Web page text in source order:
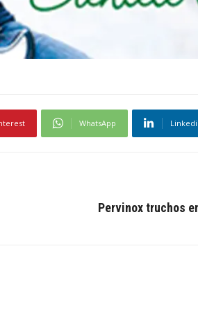
WhatsApp
Pervinox truchos